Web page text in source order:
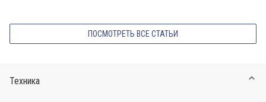
ПОСМОТРЕТЬ ВСЕ СТАТЬИ
Техника